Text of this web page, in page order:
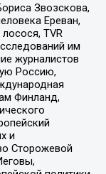
Звозскова,
Ереван,
TVR
им
журналистов
Россию,
Финланд,
и
Сторожевой